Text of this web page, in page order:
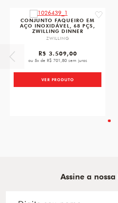
favorite
CONJUNTO FAQUEIRO EM
AÇO INOXIDÁVEL, 68 PÇS,
ZWILLING DINNER
ZWILLING
R$ 3.509,00
ou 5x de R$ 701,80 sem juros
VER PRODUTO
Assine a